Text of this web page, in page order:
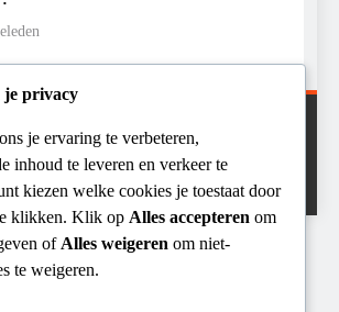
- Veelzijdig nieuws WordPress
2026. Powered By BlazeThemes.
je privacy
je ervaring te verbeteren,
inhoud te leveren en verkeer te
kiezen welke cookies je toestaat door
klikken. Klik op Alles accepteren om
of Alles weigeren om niet-
te weigeren.